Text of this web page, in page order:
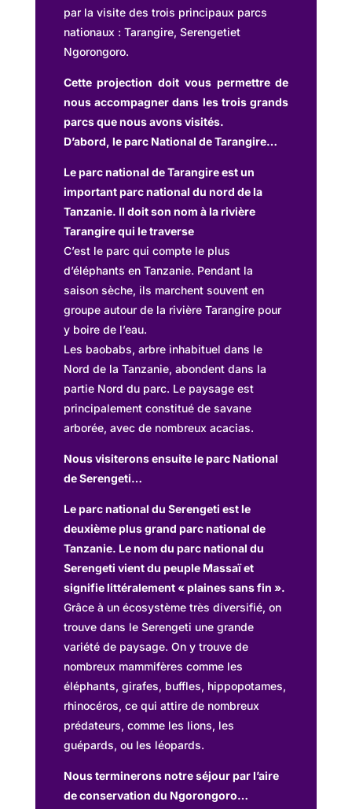
par la visite des trois principaux parcs
nationaux : Tarangire, Serengetiet
Ngorongoro.
Cette projection doit vous permettre de
nous accompagner dans les trois grands
parcs que nous avons visités.
D’abord, le parc National de Tarangire…
Le parc national de Tarangire est un
important parc national du nord de la
Tanzanie. Il doit son nom à la rivière
Tarangire qui le traverse
C’est le parc qui compte le plus
d’éléphants en Tanzanie. Pendant la
saison sèche, ils marchent souvent en
groupe autour de la rivière Tarangire pour
y boire de l’eau.
Les baobabs, arbre inhabituel dans le
Nord de la Tanzanie, abondent dans la
partie Nord du parc. Le paysage est
principalement constitué de savane
arborée, avec de nombreux acacias.
Nous visiterons ensuite le parc National
de Serengeti…
Le parc national du Serengeti est le
deuxième plus grand parc national de
Tanzanie. Le nom du parc national du
Serengeti vient du peuple Massaï et
signifie littéralement « plaines sans fin ».
Grâce à un écosystème très diversifié, on
trouve dans le Serengeti une grande
variété de paysage. On y trouve de
nombreux mammifères comme les
éléphants, girafes, buffles, hippopotames,
rhinocéros, ce qui attire de nombreux
prédateurs, comme les lions, les
guépards, ou les léopards.
Nous terminerons notre séjour par l’aire
de conservation du Ngorongoro…